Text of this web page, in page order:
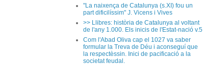
"La naixença de Catalunya (s.XI) fou un
part dificilíssim" J. Vicens i Vives
>> Llibres: història de Catalunya al voltant
de l'any 1.000. Els inicis de l'Estat-nació v.5
Com l'Abad Oliva cap el 1027 va saber
formular la Treva de Déu i aconseguí que
la respectèssin. Inici de pacificació a la
societat feudal.